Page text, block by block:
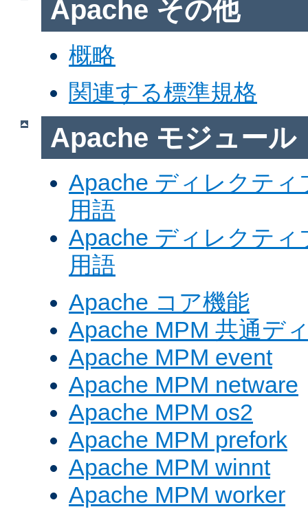
Apache その他
概略
関連する標準規格
Apache モジュール
Apache ディレクテ
用語
Apache ディレクテ
用語
Apache コア機能
Apache MPM 共通デ
Apache MPM event
Apache MPM netware
Apache MPM os2
Apache MPM prefork
Apache MPM winnt
Apache MPM worker